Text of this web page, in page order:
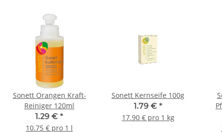
Sonett Orangen Kraft-
Reiniger 120ml
1.29 € *
10.75 € pro 1 l
Sonett Kernseife 100g
1.79 € *
17.90 € pro 1 kg